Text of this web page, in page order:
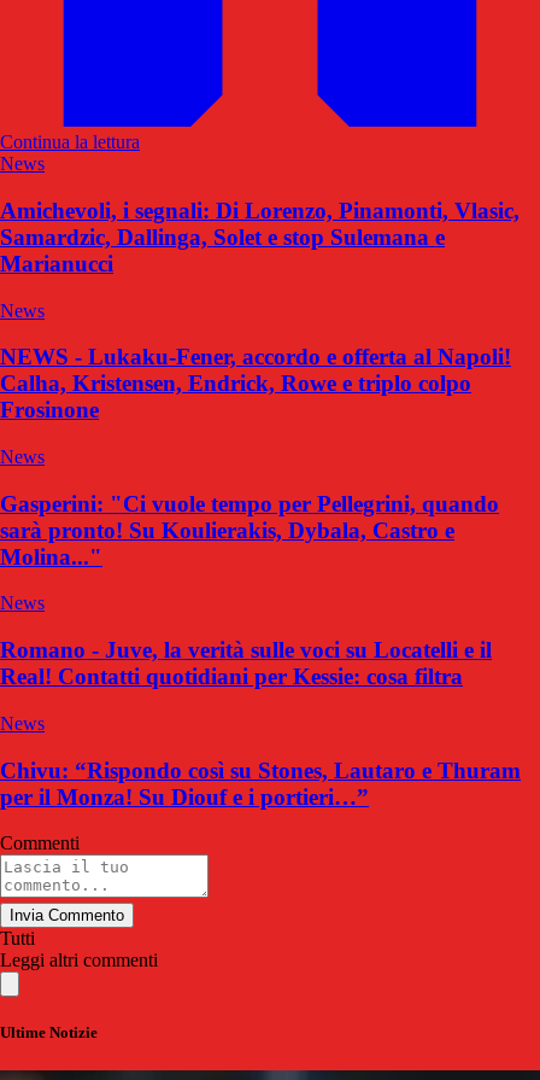
Continua la lettura
News
Amichevoli, i segnali: Di Lorenzo, Pinamonti, Vlasic,
Samardzic, Dallinga, Solet e stop Sulemana e
Marianucci
News
NEWS - Lukaku-Fener, accordo e offerta al Napoli!
Calha, Kristensen, Endrick, Rowe e triplo colpo
Frosinone
News
Gasperini: "Ci vuole tempo per Pellegrini, quando
sarà pronto! Su Koulierakis, Dybala, Castro e
Molina..."
News
Romano - Juve, la verità sulle voci su Locatelli e il
Real! Contatti quotidiani per Kessie: cosa filtra
News
Chivu: “Rispondo così su Stones, Lautaro e Thuram
per il Monza! Su Diouf e i portieri…”
Commenti
Invia Commento
Tutti
Leggi altri commenti
Ultime Notizie